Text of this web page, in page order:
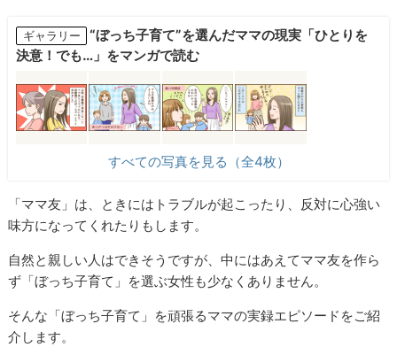
ギャラリー
“ぼっち子育て”を選んだママの現実「ひとりを
決意！でも…」をマンガで読む
すべての写真を見る（全4枚）
「ママ友」は、ときにはトラブルが起こったり、反対に心強い
味方になってくれたりもします。
自然と親しい人はできそうですが、中にはあえてママ友を作ら
ず「ぼっち子育て」を選ぶ女性も少なくありません。
そんな「ぼっち子育て」を頑張るママの実録エピソードをご紹
介します。